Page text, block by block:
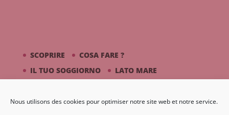
Nous utilisons des cookies pour optimiser notre site web et notre service.
SCOPRIRE
COSA FARE ?
IL TUO SOGGIORNO
LATO MARE